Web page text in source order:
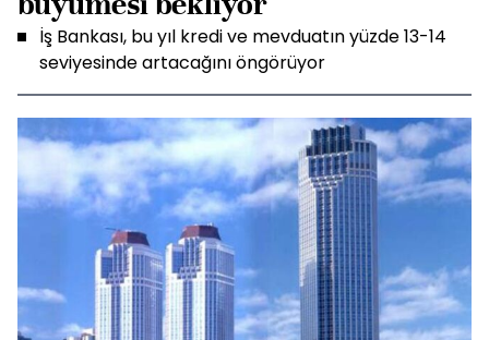
İş Bankası, bu yıl kredi ve mevduatın yüzde 13-14
seviyesinde artacağını öngörüyor